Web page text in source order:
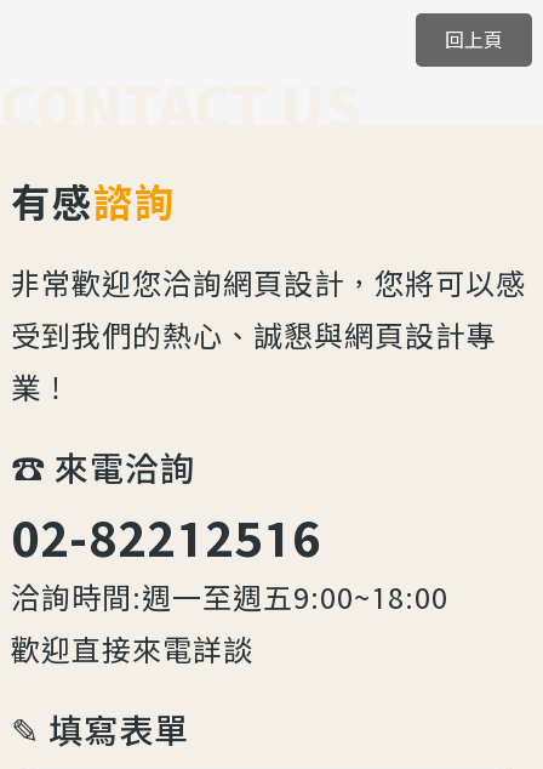
回上頁
有感諮詢
非常歡迎您洽詢網頁設計，您將可以感
受到我們的熱心、誠懇與網頁設計專
業！
☎︎ 來電洽詢
02-82212516
洽詢時間:週一至週五9:00~18:00
歡迎直接來電詳談
✎ 填寫表單